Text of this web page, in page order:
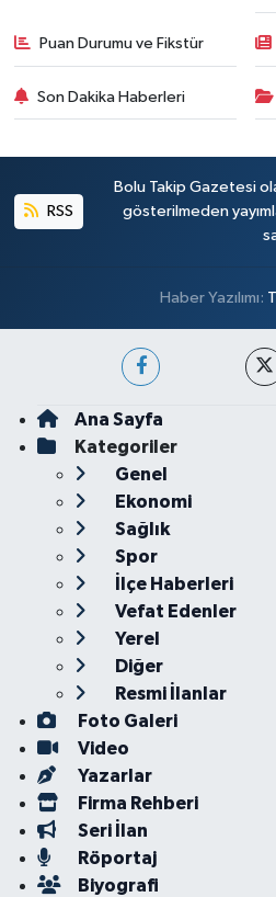
Puan Durumu ve Fikstür
Son Dakika Haberleri
RSS
Bolu Takip Gazetesi
gösterilmeden
Haber Yazılımı:
Ana Sayfa
Kategoriler
Genel
Ekonomi
Sağlık
Spor
İlçe Haberleri
Vefat Edenler
Yerel
Diğer
Resmi İlanlar
Foto Galeri
Video
Yazarlar
Firma Rehberi
Seri İlan
Röportaj
Biyografi